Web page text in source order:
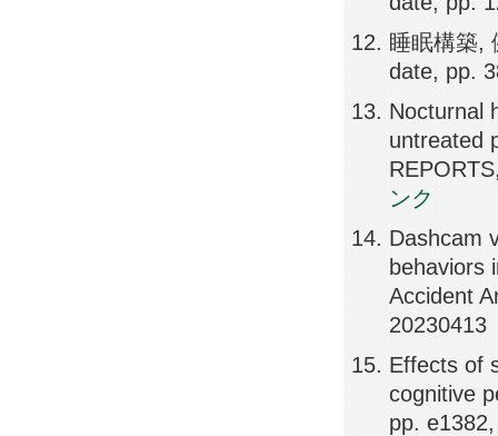
睡眠構築,
date, pp.
Nocturnal
untreated
ンク
Dashcam
behaviors
Accident
20230413
Effects of
cognitive
pp.